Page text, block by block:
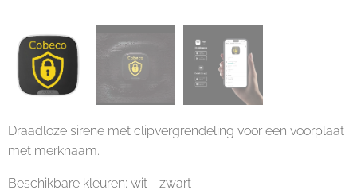
Draadloze sirene met clipvergrendeling voor een voorplaat
met merknaam.
Beschikbare kleuren: wit - zwart